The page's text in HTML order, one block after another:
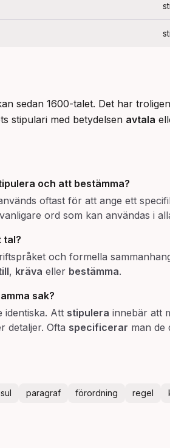
sedan 1600-talet. Det har
stipulari med betydelsen avtala
och att bestämma?
oftast för att ange ett
ord som kan användas i
tal?
och formella
, kräva eller bestämma.
sak?
identiska. Att stipulera innebär att
detaljer. Ofta specificerar man de
paragraf förordning regel